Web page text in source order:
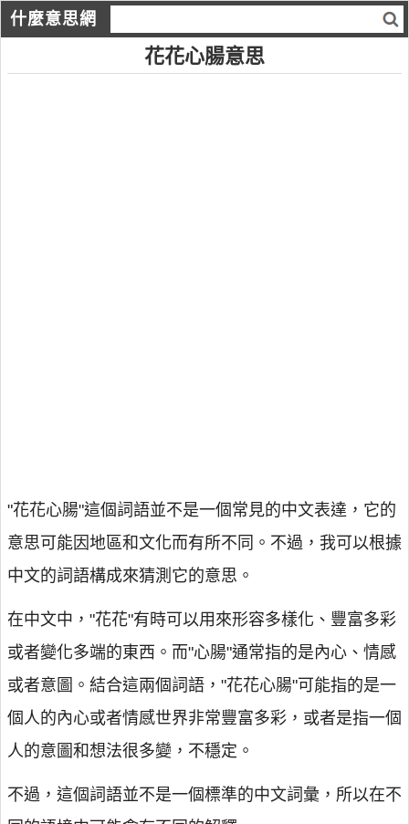
什麼意思網
花花心腸意思
"花花心腸"這個詞語並不是一個常見的中文表達，它的
意思可能因地區和文化而有所不同。不過，我可以根據
中文的詞語構成來猜測它的意思。
在中文中，"花花"有時可以用來形容多樣化、豐富多彩
或者變化多端的東西。而"心腸"通常指的是內心、情感
或者意圖。結合這兩個詞語，"花花心腸"可能指的是一
個人的內心或者情感世界非常豐富多彩，或者是指一個
人的意圖和想法很多變，不穩定。
不過，這個詞語並不是一個標準的中文詞彙，所以在不